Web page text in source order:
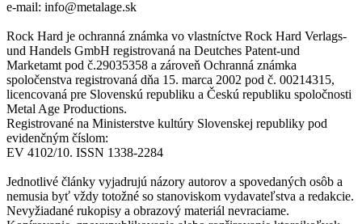
e-mail: info@metalage.sk
Rock Hard je ochranná známka vo vlastníctve Rock Hard Verlags-
und Handels GmbH registrovaná na Deutches Patent-und
Marketamt pod č.29035358 a zároveň Ochranná známka
spoločenstva registrovaná dňa 15. marca 2002 pod č. 00214315,
licencovaná pre Slovenskú republiku a Českú republiku spoločnosti
Metal Age Productions.
Registrované na Ministerstve kultúry Slovenskej republiky pod
evidenčným číslom:
EV 4102/10. ISSN 1338-2284
Jednotlivé články vyjadrujú názory autorov a spovedaných osôb a
nemusia byť vždy totožné so stanoviskom vydavateľstva a redakcie.
Nevyžiadané rukopisy a obrazový materiál nevraciame.